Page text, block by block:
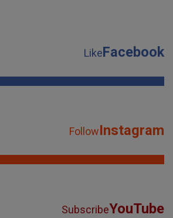
LikeFacebook
FollowInstagram
SubscribeYouTube